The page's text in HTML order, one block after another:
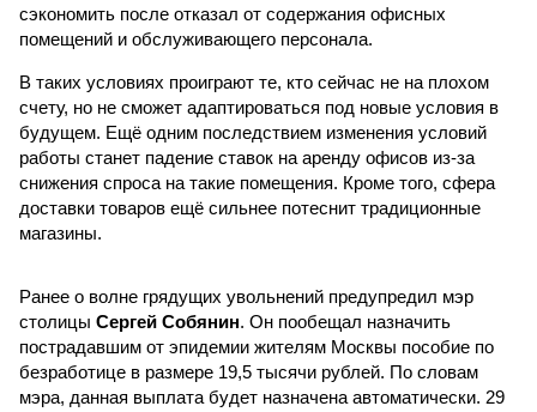
сэкономить после отказал от содержания офисных
помещений и обслуживающего персонала.
В таких условиях проиграют те, кто сейчас не на плохом
счету, но не сможет адаптироваться под новые условия в
будущем. Ещё одним последствием изменения условий
работы станет падение ставок на аренду офисов из-за
снижения спроса на такие помещения. Кроме того, сфера
доставки товаров ещё сильнее потеснит традиционные
магазины.
Ранее о волне грядущих увольнений предупредил мэр
столицы Сергей Собянин. Он пообещал назначить
пострадавшим от эпидемии жителям Москвы пособие по
безработице в размере 19,5 тысячи рублей. По словам
мэра, данная выплата будет назначена автоматически. 29